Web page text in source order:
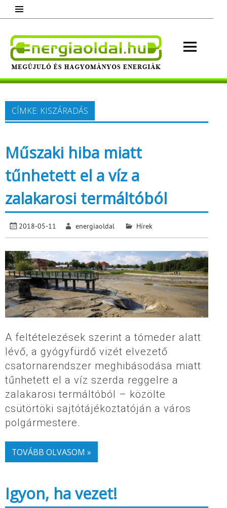
content
Megújuló és hagyományos energiák.
Minden, ami energia!
CÍMKE: KISZÁRADÁS
Műszaki hiba miatt
tűnhetett el a víz a
zalakarosi termáltóból
2018-05-11 energiaoldal Hírek
A feltételezések szerint a tómeder alatt
lévő, a gyógyfürdő vizét elvezető
csatornarendszer meghibásodása miatt
tűnhetett el a víz szerda reggelre a
zalakarosi termáltóból – közölte
csütörtöki sajtótájékoztatóján a város
polgármestere.
TOVÁBB OLVASOM »
Igyon, ha vezet!